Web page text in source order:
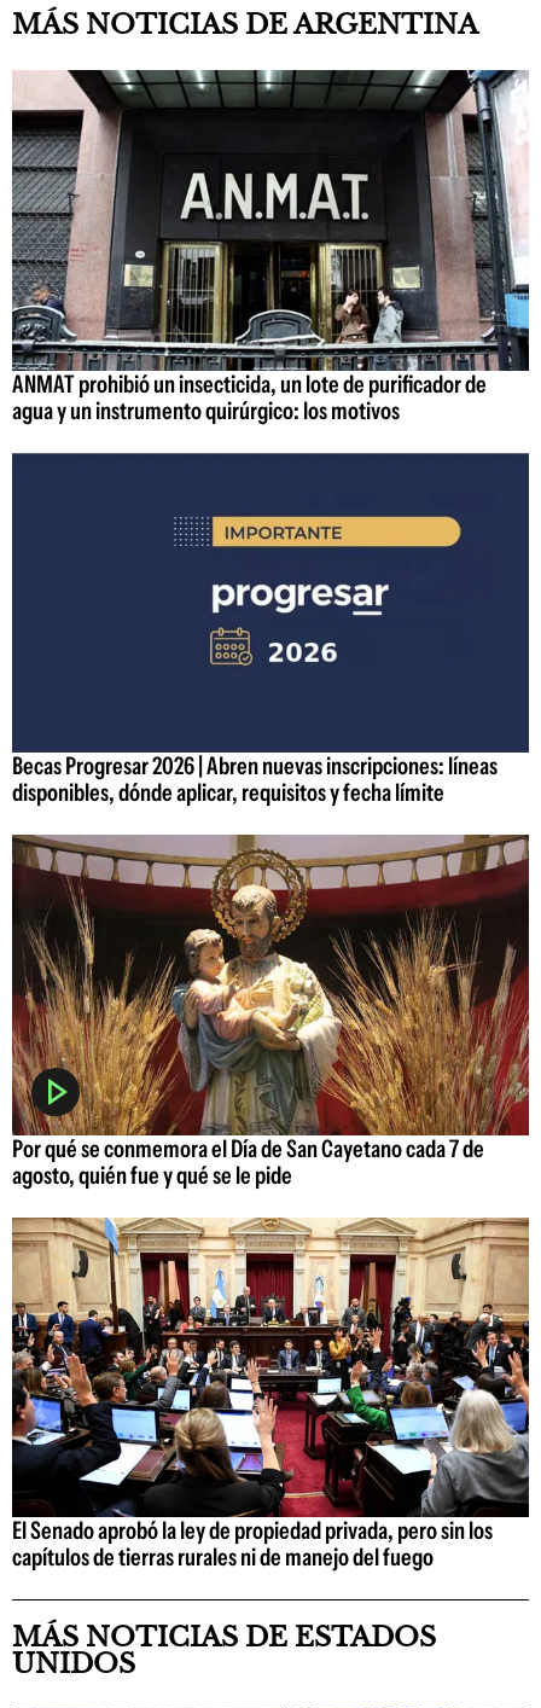
MÁS NOTICIAS DE ARGENTINA
ANMAT prohibió un insecticida, un lote de purificador de
agua y un instrumento quirúrgico: los motivos
Becas Progresar 2026 | Abren nuevas inscripciones: líneas
disponibles, dónde aplicar, requisitos y fecha límite
Por qué se conmemora el Día de San Cayetano cada 7 de
agosto, quién fue y qué se le pide
El Senado aprobó la ley de propiedad privada, pero sin los
capítulos de tierras rurales ni de manejo del fuego
MÁS NOTICIAS DE ESTADOS
UNIDOS